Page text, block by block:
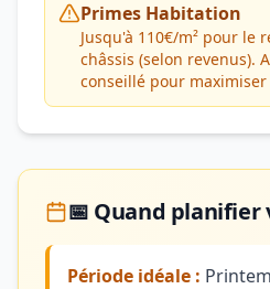
Primes Habitation
Jusqu'à 110€/m² pour le
châssis (selon revenus).
conseillé pour maximiser
📅 Quand planifier
Période idéale :